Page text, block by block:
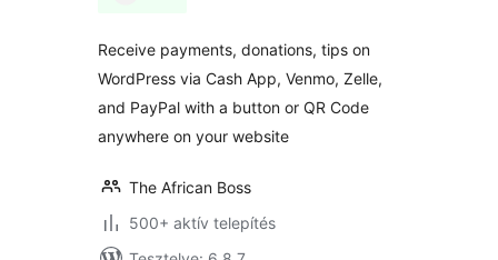
Receive payments, donations, tips on
WordPress via Cash App, Venmo, Zelle,
and PayPal with a button or QR Code
anywhere on your website
The African Boss
500+ aktív telepítés